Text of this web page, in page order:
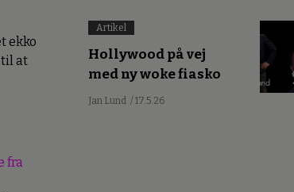
ekko
til at
fra
Artikel
Hollywood på vej
med ny woke fiasko
Jan Lund / 17.5.26